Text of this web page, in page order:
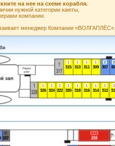
на нее на схеме корабля.
нужной категории каюты,
компании.
менеджер Компании «ВОЛГАПЛЁС».
2+1
233
0
237
2
2
307
1
309
1
1
311
1
312
1
313
1
314
1
315
1
316
1
318
1
320
1
322
1
324
1
326